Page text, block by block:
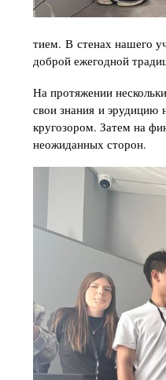
тием. В стенах нашего
доброй ежегодной
На протяжении
свои знания и эрудицию
кругозором. Затем на
неожиданных сторон.
Изображение